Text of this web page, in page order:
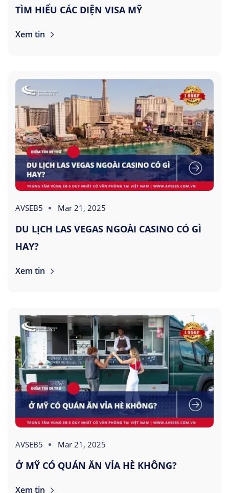
TÌM HIỂU CÁC DIỆN VISA MỸ
Xem tin
AVSEB5 Mar 21, 2025
DU LỊCH LAS VEGAS NGOÀI CASINO CÓ GÌ
HAY?
Xem tin
AVSEB5 Mar 21, 2025
Ở MỸ CÓ QUÁN ĂN VỈA HÈ KHÔNG?
Xem tin